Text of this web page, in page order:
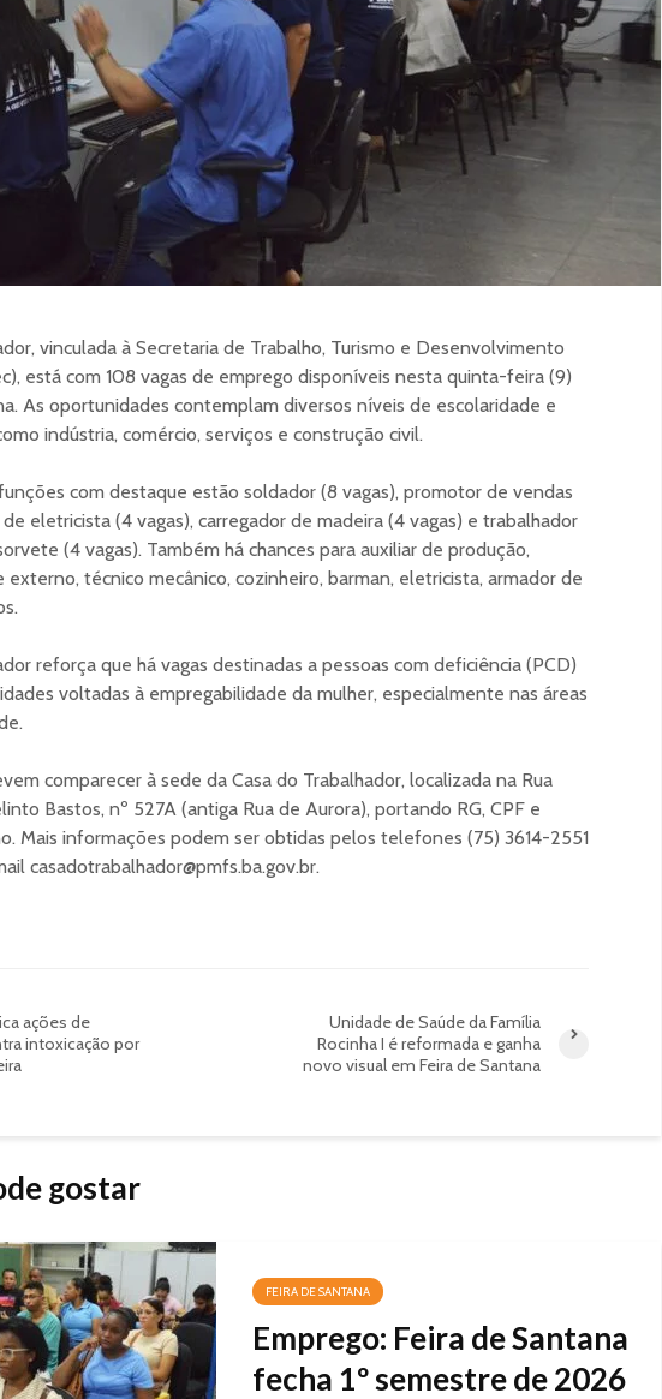
vinculada à Secretaria de Trabalho, Turismo e Desenvolvimento
está com 108 vagas de emprego disponíveis nesta quinta-feira (9)
As oportunidades contemplam diversos níveis de escolaridade e
indústria, comércio, serviços e construção civil.
com destaque estão soldador (8 vagas), promotor de vendas
eletricista (4 vagas), carregador de madeira (4 vagas) e trabalhador
(4 vagas). Também há chances para auxiliar de produção,
técnico mecânico, cozinheiro, barman, eletricista, armador de
reforça que há vagas destinadas a pessoas com deficiência (PCD)
voltadas à empregabilidade da mulher, especialmente nas áreas
comparecer à sede da Casa do Trabalhador, localizada na Rua
Bastos, nº 527A (antiga Rua de Aurora), portando RG, CPF e
Mais informações podem ser obtidas pelos telefones (75) 3614-2551
casadotrabalhador@pmfs.ba.gov.br.
ações de
intoxicação por
Unidade de Saúde da Família
Rocinha I é reformada e ganha
novo visual em Feira de Santana
gostar
FEIRA DE SANTANA
Emprego: Feira de Santana
fecha 1º semestre de 2026